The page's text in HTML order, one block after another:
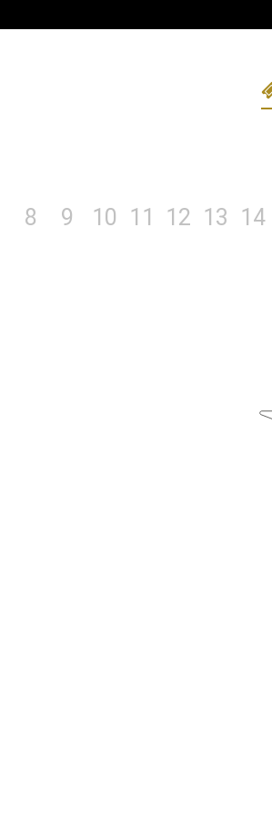
8 9 10 11 12 13 14